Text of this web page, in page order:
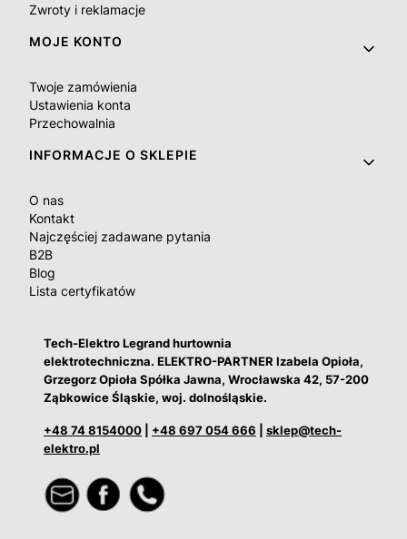
Zwroty i reklamacje
MOJE KONTO
Twoje zamówienia
Ustawienia konta
Przechowalnia
INFORMACJE O SKLEPIE
O nas
Kontakt
Najczęściej zadawane pytania
B2B
Blog
Lista certyfikatów
Tech-Elektro Legrand hurtownia
elektrotechniczna. ELEKTRO-PARTNER Izabela Opioła,
Grzegorz Opioła Spółka Jawna, Wrocławska 42, 57-200
Ząbkowice Śląskie, woj. dolnośląskie.
+48 74 8154000 +48 697 054 666
sklep@tech-
elektro.pl